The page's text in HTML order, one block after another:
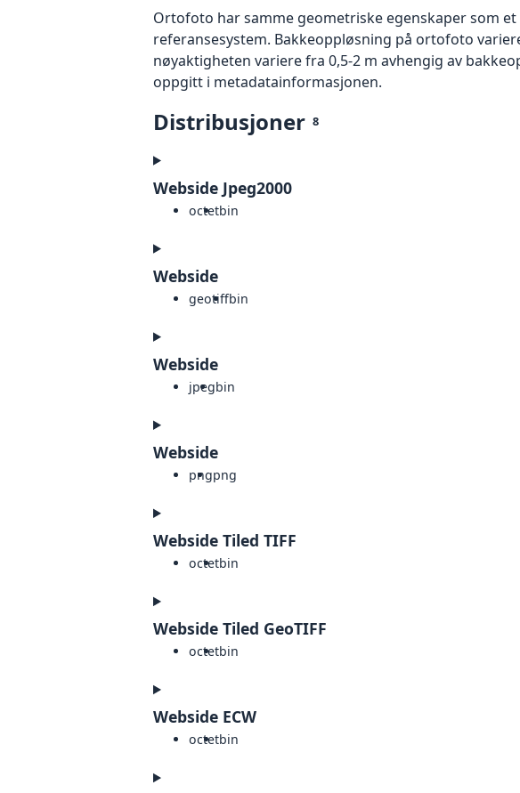
Ortofoto har samme geometriske egenskaper som
referansesystem. Bakkeoppløsning på ortofoto
nøyaktigheten variere fra 0,5-2 m avhengig av
oppgitt i metadatainformasjonen.
Distribusjoner 8
Webside Jpeg2000
octetbin
Webside
geotiffbin
Webside
jpegbin
Webside
pngpng
Webside Tiled TIFF
octetbin
Webside Tiled GeoTIFF
octetbin
Webside ECW
octetbin